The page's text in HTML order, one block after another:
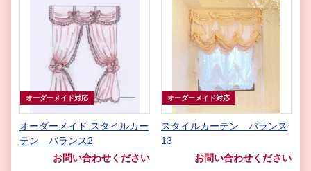
オーダーメイド対応
オーダーメイド スタイルカー
テン バランス2
お問い合わせください
オーダーメイド対応
スタイルカーテン バランス
13
お問い合わせください